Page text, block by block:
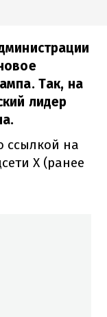
Так, на
лидер
ссылкой на
Х (ранее